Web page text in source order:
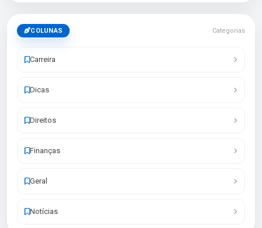
COLUNAS Categorias
Carreira
Dicas
Direitos
Finanças
Geral
Notícias